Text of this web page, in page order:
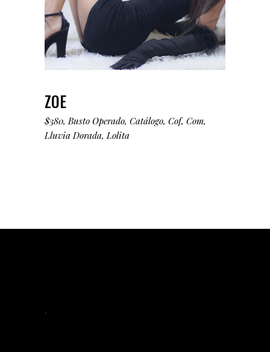
ZOE
$380 Busto Operado Catálogo Cof Com
Lluvia Dorada Lolita
.